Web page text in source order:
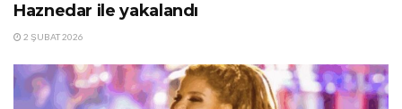
Haznedar ile yakalandı
2 ŞUBAT 2026